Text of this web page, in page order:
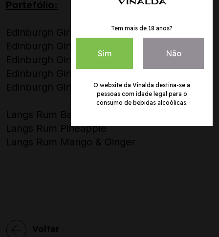
Portefólio:
Edinburgh Gin Classic
Edinburgh Gin Cannonball
Edinburgh Gin Seaside
Edinburgh Gin Rhubarb & Ginger
Edinburgh Gin Rhubarb & Ginger Liqueur
Langs Rum Banana
Langs Rum Pineapple
Langs Rum Mango & Ginger
Voltar
Tem mais de 18 anos?
Sim Não
O website da Vinalda destina-se a
pessoas com idade legal para o
consumo de bebidas alcoólicas.